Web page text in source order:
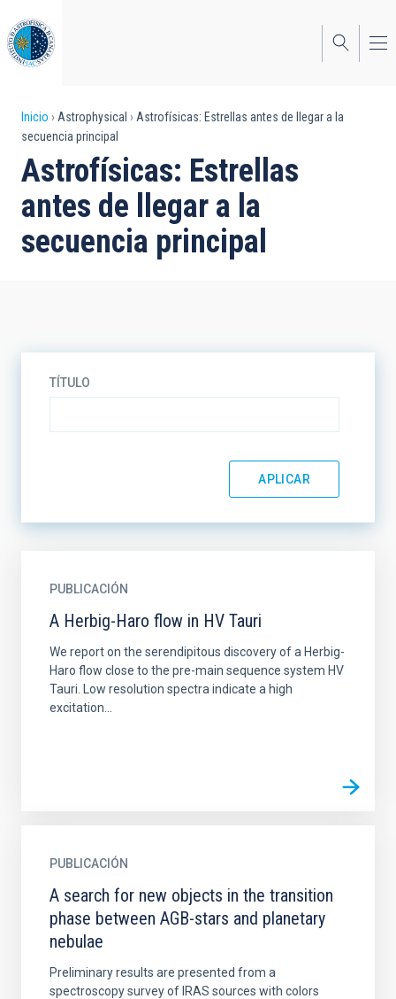
al
contenido
principal
Sobrescribir
enlaces
de
ayuda
a
Inicio Astrophysical
Astrofísicas: Estrellas antes de llegar a la
secuencia principal
Astrofísicas: Estrellas
antes de llegar a la
secuencia principal
TÍTULO
PUBLICACIÓN
A Herbig-Haro flow in HV Tauri
We report on the serendipitous discovery of a Herbig-
Haro flow close to the pre-main sequence system HV
Tauri. Low resolution spectra indicate a high
excitation...
PUBLICACIÓN
A search for new objects in the transition
phase between AGB-stars and planetary
nebulae
Preliminary results are presented from a
spectroscopy survey of IRAS sources with colors